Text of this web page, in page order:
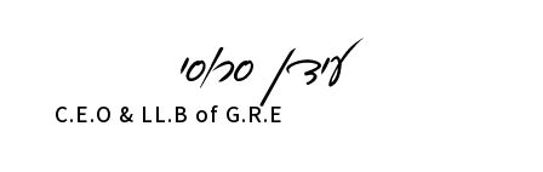
C.E.O & LL.B of G.R.E